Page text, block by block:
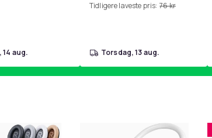
14 aug.
Tidligere laveste pris: 76 kr
torsdag, 13 aug.